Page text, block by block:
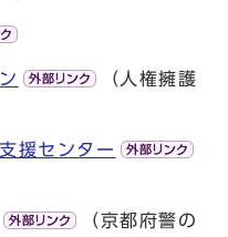
（人権擁護
援センター
（京都府警の